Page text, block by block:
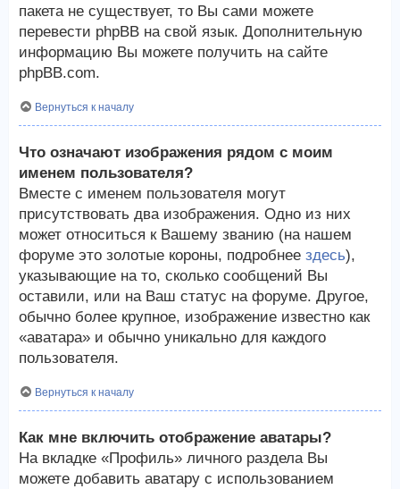
пакета не существует, то Вы сами можете
перевести phpBB на свой язык. Дополнительную
информацию Вы можете получить на сайте
phpBB.com.
Вернуться к началу
Что означают изображения рядом с моим
именем пользователя?
Вместе с именем пользователя могут
присутствовать два изображения. Одно из них
может относиться к Вашему званию (на нашем
форуме это золотые короны, подробнее здесь),
указывающие на то, сколько сообщений Вы
оставили, или на Ваш статус на форуме. Другое,
обычно более крупное, изображение известно как
«аватара» и обычно уникально для каждого
пользователя.
Вернуться к началу
Как мне включить отображение аватары?
На вкладке «Профиль» личного раздела Вы
можете добавить аватару с использованием